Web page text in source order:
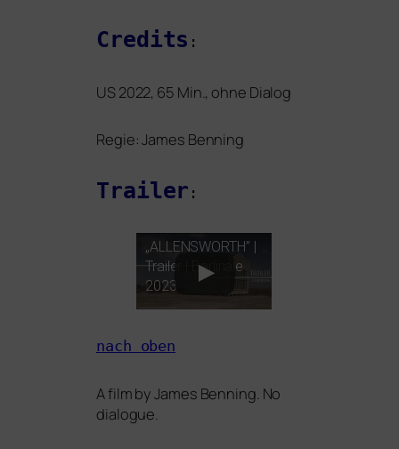
Credits :
US2022, 65 Min., ohne Dialog
Regie: James Benning
Trailer :
„ALLENSWORTH” |
Trailer | Berlinale
2023
nach oben
A film by James Benning. No
dialogue.